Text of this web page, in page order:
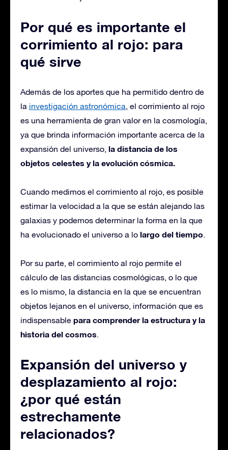
Por qué es importante el
corrimiento al rojo: para
qué sirve
Además de los aportes que ha permitido dentro de
la investigación astronómica, el corrimiento al rojo
es una herramienta de gran valor en la cosmología,
ya que brinda información importante acerca de la
expansión del universo, la distancia de los
objetos celestes y la evolución cósmica.
Cuando medimos el corrimiento al rojo, es posible
estimar la velocidad a la que se están alejando las
galaxias y podemos determinar la forma en la que
ha evolucionado el universo a lo largo del tiempo.
Por su parte, el corrimiento al rojo permite el
cálculo de las distancias cosmológicas, o lo que
es lo mismo, la distancia en la que se encuentran
objetos lejanos en el universo, información que es
indispensable para comprender la estructura y la
historia del cosmos.
Expansión del universo y
desplazamiento al rojo:
¿por qué están
estrechamente
relacionados?